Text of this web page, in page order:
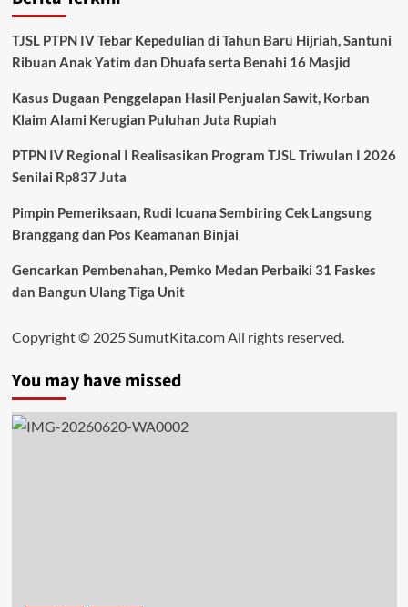
TJSL PTPN IV Tebar Kepedulian di Tahun Baru Hijriah, Santuni
Ribuan Anak Yatim dan Dhuafa serta Benahi 16 Masjid
Kasus Dugaan Penggelapan Hasil Penjualan Sawit, Korban
Klaim Alami Kerugian Puluhan Juta Rupiah
PTPN IV Regional I Realisasikan Program TJSL Triwulan I 2026
Senilai Rp837 Juta
Pimpin Pemeriksaan, Rudi Icuana Sembiring Cek Langsung
Branggang dan Pos Keamanan Binjai
Gencarkan Pembenahan, Pemko Medan Perbaiki 31 Faskes
dan Bangun Ulang Tiga Unit
Copyright © 2025 SumutKita.com All rights reserved.
You may have missed